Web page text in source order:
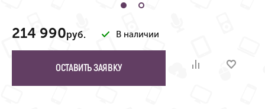
214 990руб. В наличии
ОСТАВИТЬ ЗАЯВКУ